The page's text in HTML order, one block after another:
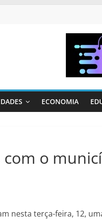
ECONOMIA
o
nesta terça-feira, 12,